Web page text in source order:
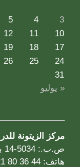
3
4
5
10
11
12
17
18
19
24
25
26
31
« يوليو
مركز الزيتونة
ص.ب.: 5034-14 بيروت – لبنان
هاتف: 44 36 80 21 00961